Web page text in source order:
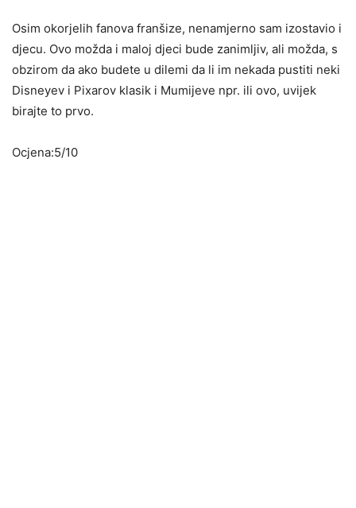
Osim okorjelih fanova franšize, nenamjerno sam izostavio i
djecu. Ovo možda i maloj djeci bude zanimljiv, ali možda, s
obzirom da ako budete u dilemi da li im nekada pustiti neki
Disneyev i Pixarov klasik i Mumijeve npr. ili ovo, uvijek
birajte to prvo.
Ocjena:5/10